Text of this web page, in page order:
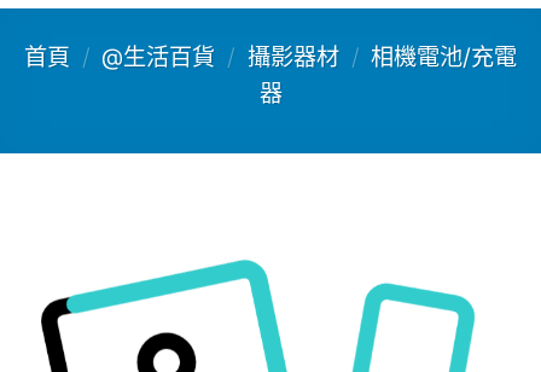
首頁 / @生活百貨 / 攝影器材 / 相機電池/充電
器